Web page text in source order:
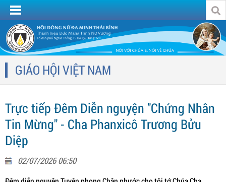
GIÁO HỘI VIỆT NAM
Trực tiếp Đêm Diễn nguyện "Chứng Nhân
Tin Mừng" - Cha Phanxicô Trương Bửu
Diệp
02/07/2026 06:50